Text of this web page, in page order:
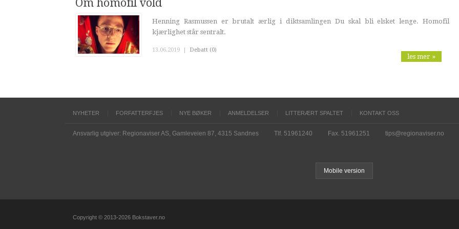
Om homofil vold
Henning Rasmussen er brutalt ærlig i diktsamlingen Du skal bli elsket lenge. Homofil
kjærlighet står sentralt.
13.06.2019 | Debatt (0)
les mer »
NYHETER FORFATTERFJES NYE BØKER ANMELDELSER LITTERÆRT SPALTET KONTAKT OSS
Ansvarlig utgiver: Regionaviser AS, Gamleveien 87, 4315 Sandnes Tlf. 51961240 Fax. 51961251 tips@regionaviser.no
Mobile version
Copyright © 2013-2026 Bokstaver.no